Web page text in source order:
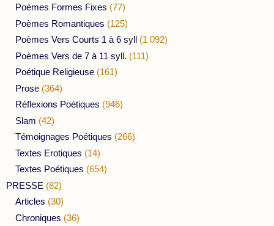
Poèmes Formes Fixes (77)
Poèmes Romantiques (125)
Poèmes Vers Courts 1 à 6 syll (1 092)
Poèmes Vers de 7 à 11 syll. (111)
Poétique Religieuse (161)
Prose (364)
Réflexions Poétiques (946)
Slam (42)
Témoignages Poétiques (266)
Textes Erotiques (14)
Textes Poétiques (654)
PRESSE (82)
Articles (30)
Chroniques (36)